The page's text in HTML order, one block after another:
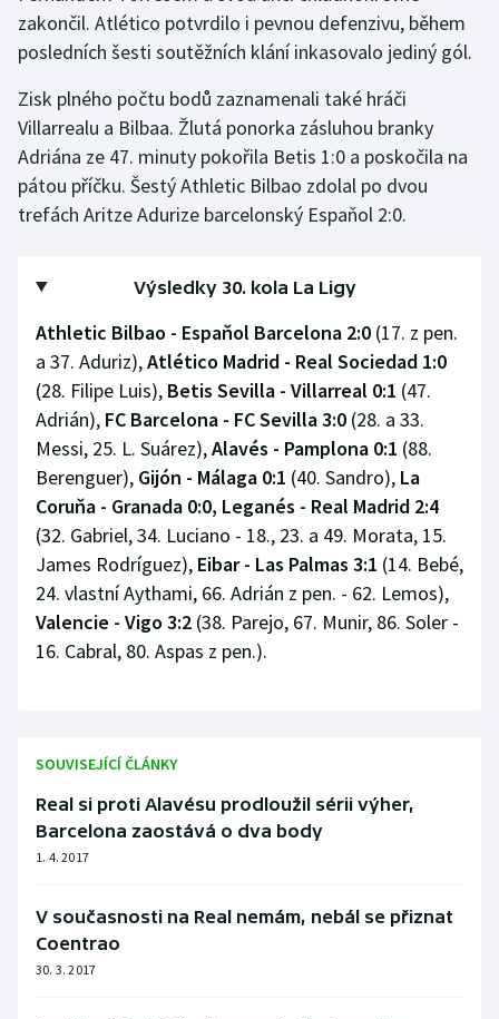
Stolní tenis
Veslování
Vodní slalom
Ostatní
zakončil. Atlético potvrdilo i pevnou defenzivu, během
posledních šesti soutěžních klání inkasovalo jediný gól.
Zisk plného počtu bodů zaznamenali také hráči
Villarrealu a Bilbaa. Žlutá ponorka zásluhou branky
Adriána ze 47. minuty pokořila Betis 1:0 a poskočila na
pátou příčku. Šestý Athletic Bilbao zdolal po dvou
trefách Aritze Adurize barcelonský Espaňol 2:0.
Výsledky 30. kola La Ligy
Athletic Bilbao - Espaňol Barcelona 2:0 (17. z pen.
a 37. Aduriz),Atlético Madrid - Real Sociedad 1:0
(28. Filipe Luis), Betis Sevilla - Villarreal 0:1 (47.
Adrián), FC Barcelona - FC Sevilla 3:0 (28. a 33.
Messi, 25. L. Suárez),Alavés - Pamplona 0:1 (88.
Berenguer), Gijón - Málaga 0:1 (40. Sandro), La
Coruňa - Granada 0:0, Leganés - Real Madrid 2:4
(32. Gabriel, 34. Luciano - 18., 23. a 49. Morata, 15.
James Rodríguez), Eibar - Las Palmas 3:1 (14. Bebé,
24. vlastní Aythami, 66. Adrián z pen. - 62. Lemos),
Valencie - Vigo 3:2 (38. Parejo, 67. Munir, 86. Soler -
16. Cabral, 80. Aspas z pen.).
SOUVISEJÍCÍ ČLÁNKY
Real si proti Alavésu prodloužil sérii výher,
Barcelona zaostává o dva body
1. 4. 2017
V současnosti na Real nemám, nebál se přiznat
Coentrao
30. 3. 2017